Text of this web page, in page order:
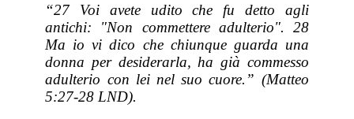
“27 Voi avete udito che fu detto agli
antichi: "Non commettere adulterio". 28
Ma io vi dico che chiunque guarda una
donna per desiderarla, ha già commesso
adulterio con lei nel suo cuore.” (Matteo
5:27-28 LND).